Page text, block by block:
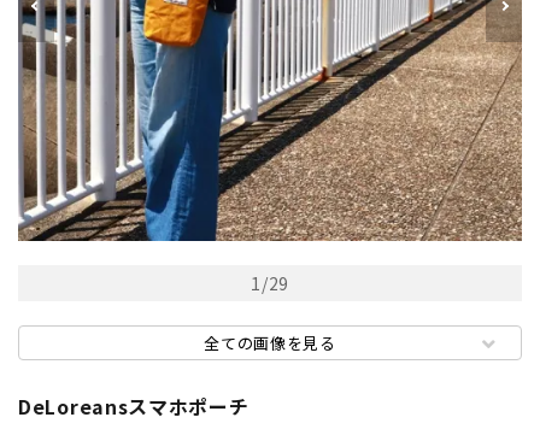
1/29
全ての画像を見る
DeLoreansスマホポーチ